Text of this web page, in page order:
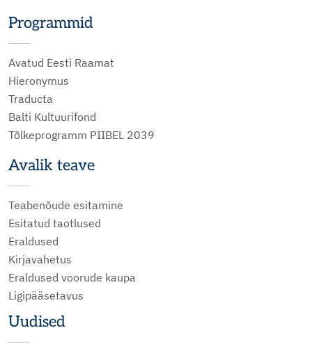
Programmid
Avatud Eesti Raamat
Hieronymus
Traducta
Balti Kultuurifond
Tõlkeprogramm PIIBEL 2039
Avalik teave
Teabenõude esitamine
Esitatud taotlused
Eraldused
Kirjavahetus
Eraldused voorude kaupa
Ligipääsetavus
Uudised